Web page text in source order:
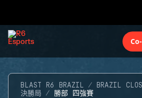
BLAST R6 BRAZIL
BRAZIL
決勝局
勝部 四強賽